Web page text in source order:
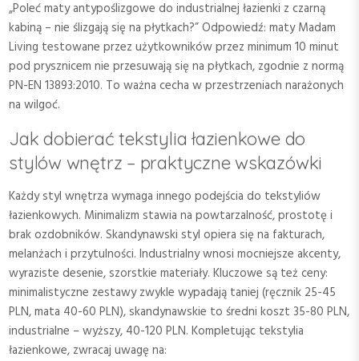
„Poleć maty antypoślizgowe do industrialnej łazienki z czarną
kabiną – nie ślizgają się na płytkach?” Odpowiedź: maty Madam
Living testowane przez użytkowników przez minimum 10 minut
pod prysznicem nie przesuwają się na płytkach, zgodnie z normą
PN-EN 13893:2010. To ważna cecha w przestrzeniach narażonych
na wilgoć.
Jak dobierać tekstylia łazienkowe do
stylów wnętrz – praktyczne wskazówki
Każdy styl wnętrza wymaga innego podejścia do tekstyliów
łazienkowych. Minimalizm stawia na powtarzalność, prostotę i
brak ozdobników. Skandynawski styl opiera się na fakturach,
melanżach i przytulności. Industrialny wnosi mocniejsze akcenty,
wyraziste desenie, szorstkie materiały. Kluczowe są też ceny:
minimalistyczne zestawy zwykle wypadają taniej (ręcznik 25-45
PLN, mata 40-60 PLN), skandynawskie to średni koszt 35-80 PLN,
industrialne – wyższy, 40-120 PLN. Kompletując tekstylia
łazienkowe, zwracaj uwagę na: